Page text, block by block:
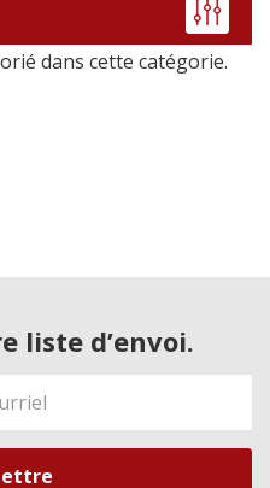
dans cette catégorie.
liste d’envoi.